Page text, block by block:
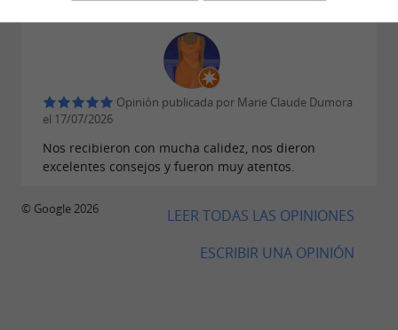
Opinión publicada por Marie Claude Dumora
el 17/07/2026
Nos recibieron con mucha calidez, nos dieron
excelentes consejos y fueron muy atentos.
LEER TODAS LAS OPINIONES
ESCRIBIR UNA OPINIÓN
© Google 2026